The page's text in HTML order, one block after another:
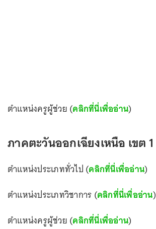
ตำแหน่งครูผู้ช่วย (คลิกที่นี่เพื่ออ่าน)
ภาคตะวันออกเฉียงเหนือ เขต 1
ตำแหน่งประเภททั่วไป (คลิกที่นี่เพื่ออ่าน)
ตำแหน่งประเภทวิชาการ (คลิกที่นี่เพื่ออ่าน)
ตำแหน่งครูผู้ช่วย (คลิกที่นี่เพื่ออ่าน)